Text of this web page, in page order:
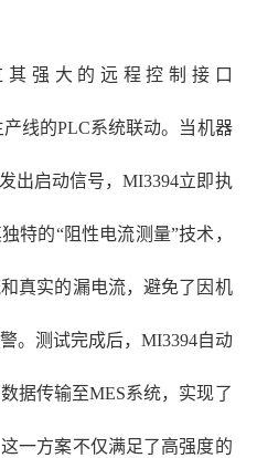
其强大的远程控制接口
产线的PLC系统联动。当机器
出启动信号，MI3394立即执
特的“阻性电流测量”技术，
真实的漏电流，避免了因机
。测试完成后，MI3394自动
据传输至MES系统，实现了
一方案不仅满足了高强度的